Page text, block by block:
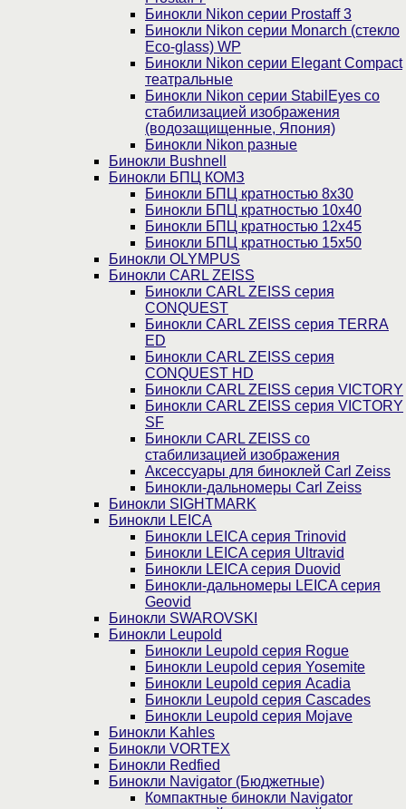
Бинокли Nikon серии Prostaff 3
Бинокли Nikon серии Monarch (стекло
Eco-glass) WP
Бинокли Nikon серии Elegant Compact
театральные
Бинокли Nikon серии StabilEyes со
стабилизацией изображения
(водозащищенные, Япония)
Бинокли Nikon разные
Бинокли Bushnell
Бинокли БПЦ КОМЗ
Бинокли БПЦ кратностью 8х30
Бинокли БПЦ кратностью 10х40
Бинокли БПЦ кратностью 12х45
Бинокли БПЦ кратностью 15х50
Бинокли OLYMPUS
Бинокли CARL ZEISS
Бинокли CARL ZEISS серия
CONQUEST
Бинокли CARL ZEISS серия TERRA
ED
Бинокли CARL ZEISS серия
CONQUEST HD
Бинокли CARL ZEISS серия VICTORY
Бинокли CARL ZEISS серия VICTORY
SF
Бинокли CARL ZEISS со
стабилизацией изображения
Аксессуары для биноклей Carl Zeiss
Бинокли-дальномеры Carl Zeiss
Бинокли SIGHTMARK
Бинокли LEICA
Бинокли LEICA серия Trinovid
Бинокли LEICA серия Ultravid
Бинокли LEICA серия Duovid
Бинокли-дальномеры LEICA серия
Geovid
Бинокли SWAROVSKI
Бинокли Leupold
Бинокли Leupold серия Rogue
Бинокли Leupold серия Yosemite
Бинокли Leupold серия Acadia
Бинокли Leupold серия Cascades
Бинокли Leupold серия Mojave
Бинокли Kahles
Бинокли VORTEX
Бинокли Redfied
Бинокли Navigator (Бюджетные)
Компактные бинокли Navigator